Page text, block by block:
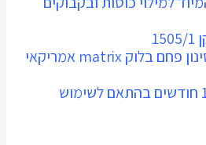
כלול במחיר: מערכת סינון פחם בלוק matrix אמריקאי